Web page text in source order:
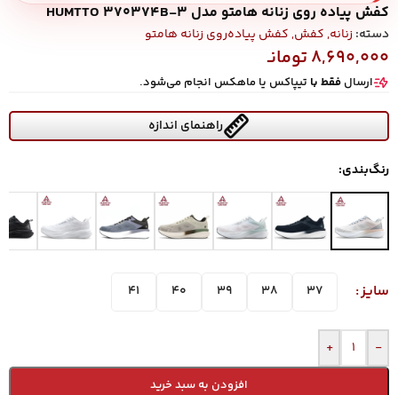
کفش پیاده روی زنانه هامتو مدل HUMTTO 370374B-3
دسته: زنانه,کفش,کفش پیاده‌روی زنانه هامتو
8,690,000تومانـ
ارسال فقط با تیپاکس یا ماهکس انجام می‌شود.
راهنمای اندازه
رنگ‌بندی:
سایز 37
38
39
40
41
-
+
افزودن به سبد خرید